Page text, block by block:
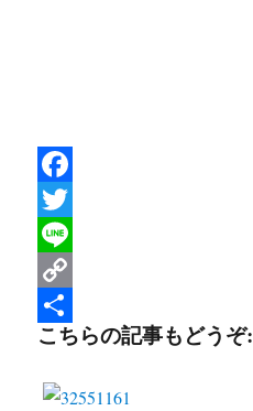
F
a
c
e
b
T
w
t
L
n
C
o
共
こちらの記事もどうぞ: